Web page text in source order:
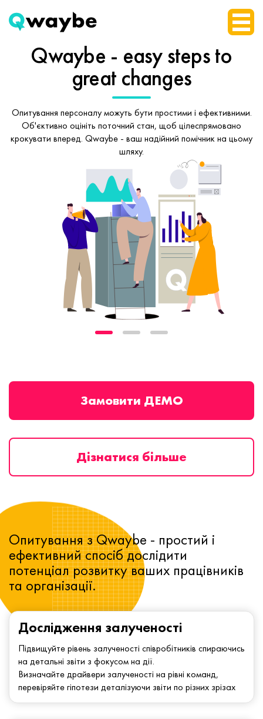
Qwaybe - easy stepsto
great changes
Опитування персоналу можуть бути простими і ефективними.
Об'єктивно оцініть поточний стан, щоб цілеспрямовано
крокувати вперед. Qwaybe - ваш надійний помічник на цьому
шляху.
Замовити ДЕМО
Дізнатися більше
Дослідження залученості
Підвищуйте рівень залученості співробітників спираючись
на детальні звіти з фокусом на дії.
Визначайте драйвери залученості на рівні команд,
перевіряйте гіпотези деталізуючи звіти по різних зрізах
Опитування з Qwaybe - простий і
ефективний спосіб дослідити
потенціал розвитку ваших працівників
та організації.